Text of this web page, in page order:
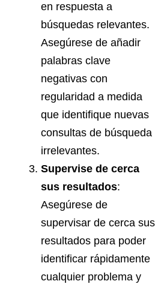
en respuesta a
búsquedas relevantes.
Asegúrese de añadir
palabras clave
negativas con
regularidad a medida
que identifique nuevas
consultas de búsqueda
irrelevantes.
Supervise de cerca
sus resultados:
Asegúrese de
supervisar de cerca sus
resultados para poder
identificar rápidamente
cualquier problema y